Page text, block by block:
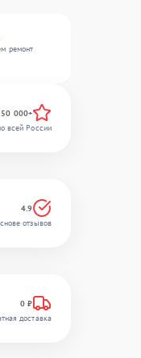
ремонт
50 000+
всей России
4.9
отзывов
0 ₽
доставка